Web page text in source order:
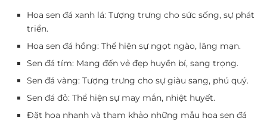
Hoa sen đá xanh lá: Tượng trưng cho sức sống, sự phát
triển.
Hoa sen đá hồng: Thể hiện sự ngọt ngào, lãng mạn.
Sen đá tím: Mang đến vẻ đẹp huyền bí, sang trọng.
Sen đá vàng: Tượng trưng cho sự giàu sang, phú quý.
Sen đá đỏ: Thể hiện sự may mắn, nhiệt huyết.
Đặt hoa nhanh và tham khảo những mẫu hoa sen đá